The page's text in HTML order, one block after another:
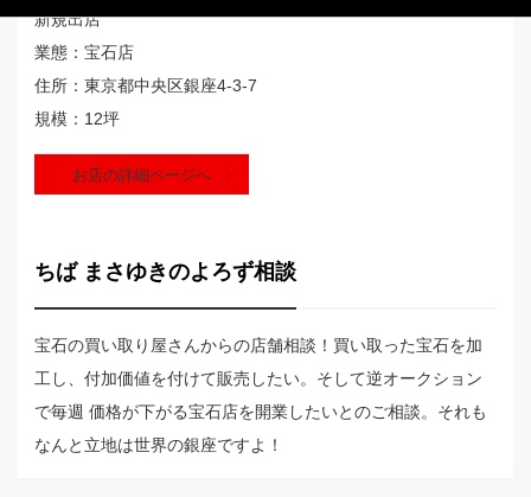
新規出店
業態：宝石店
住所：東京都中央区銀座4-3-7
規模：12坪
お店の詳細ページへ
ちば まさゆきのよろず相談
宝石の買い取り屋さんからの店舗相談！買い取った宝石を加
工し、付加価値を付けて販売したい。そして逆オークション
で毎週 価格が下がる宝石店を開業したいとのご相談。それも
なんと立地は世界の銀座ですよ！